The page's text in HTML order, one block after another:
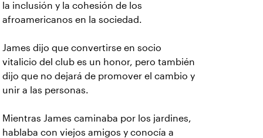
la inclusión y la cohesión de los
afroamericanos en la sociedad.
James dijo que convertirse en socio
vitalicio del club es un honor, pero también
dijo que no dejará de promover el cambio y
unir a las personas.
Mientras James caminaba por los jardines,
hablaba con viejos amigos y conocía a